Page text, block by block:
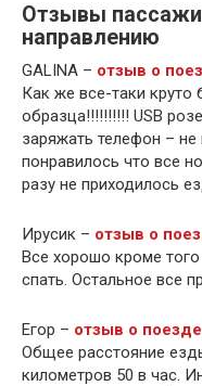
Отзывы
направлению
GALINA – отзыв о
Как же все-таки круто
образца!!!!!!!!!! USB
заряжать телефон –
понравилось что все
разу не приходилось
Ирусик – отзыв о
Все хорошо кроме
спать. Остальное все
Егор – отзыв о
Общее расстояние
километров 50 в час.